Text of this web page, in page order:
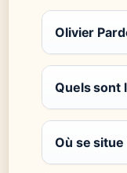
Olivier
Quels sont
Où se situe